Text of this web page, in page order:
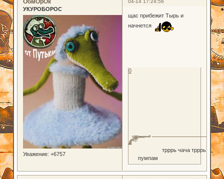
04-14 17:24:56
ОбмОрОк
УКУРОБОРОС
Уважение: +6757
щас прибежит Тырь и
начнется
трррь чача трррь
пумпам
0